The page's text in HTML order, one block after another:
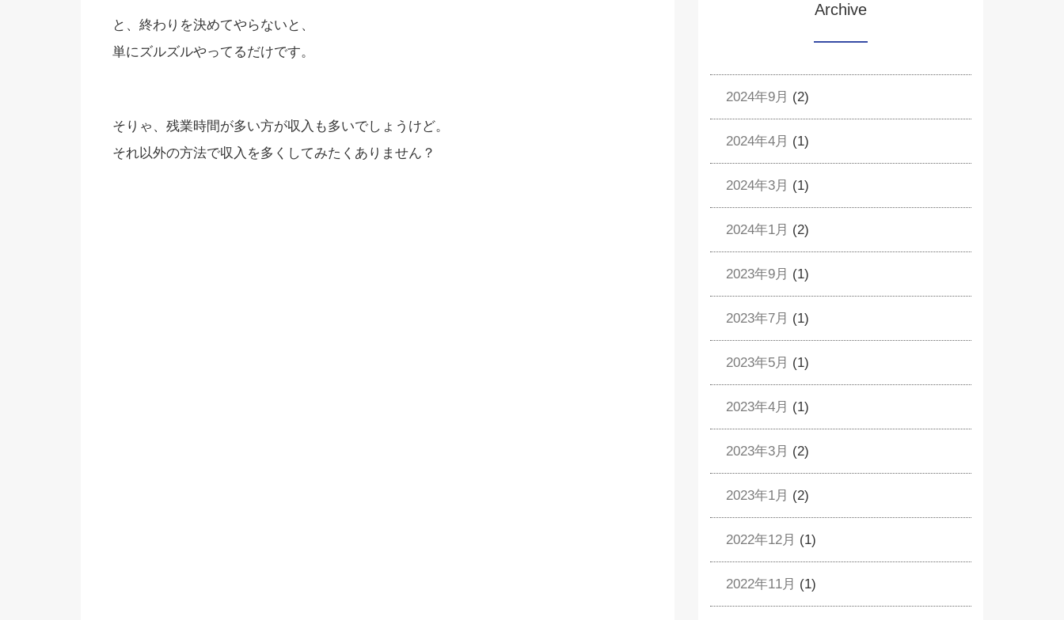
と、終わりを決めてやらないと、
単にズルズルやってるだけです。
そりゃ、残業時間が多い方が収入も多いでしょうけど。
それ以外の方法で収入を多くしてみたくありません？
Archive
2024年9月 (2)
2024年4月 (1)
2024年3月 (1)
2024年1月 (2)
2023年9月 (1)
2023年7月 (1)
2023年5月 (1)
2023年4月 (1)
2023年3月 (2)
2023年1月 (2)
2022年12月 (1)
2022年11月 (1)